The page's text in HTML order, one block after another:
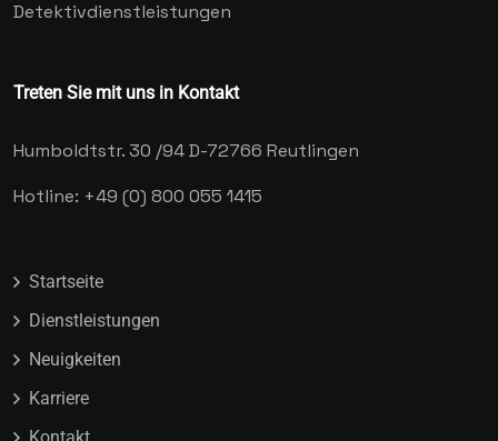
Detektivdienstleistungen
Treten Sie mit uns in Kontakt
Humboldtstr. 30 /94D-72766 Reutlingen
Hotline: +49 (0) 800 055 1415
Startseite
Dienstleistungen
Neuigkeiten
Karriere